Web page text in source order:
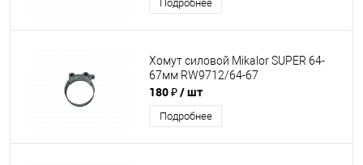
Подробнее
Хомут силовой Mikalor SUPER 64-
67мм RW9712/64-67
180 ₽/ шт
Подробнее